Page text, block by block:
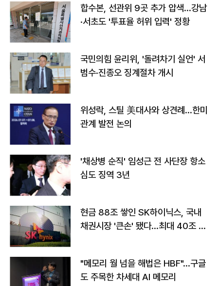
합수본, 선관위 9곳 추가 압색…강남
·서초도 '투표율 허위 입력' 정황
국민의힘 윤리위, '돌려차기 실언' 서
범수·진종오 징계절차 개시
위성락, 스틸 美대사와 상견례…한미
관계 발전 논의
'채상병 순직' 임성근 전 사단장 항소
심도 징역 3년
현금 88조 쌓인 SK하이닉스, 국내
채권시장 '큰손' 됐다…최대 40조 투
"메모리 월 넘을 해법은 HBF"…구글
도 주목한 차세대 AI 메모리